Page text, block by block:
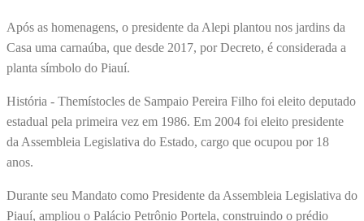
Após as homenagens, o presidente da Alepi plantou nos jardins da
Casa uma carnaúba, que desde 2017, por Decreto, é considerada a
planta símbolo do Piauí.
História - Themístocles de Sampaio Pereira Filho foi eleito deputado
estadual pela primeira vez em 1986. Em 2004 foi eleito presidente
da Assembleia Legislativa do Estado, cargo que ocupou por 18
anos.
Durante seu Mandato como Presidente da Assembleia Legislativa do
Piauí, ampliou o Palácio Petrônio Portela, construindo o prédio